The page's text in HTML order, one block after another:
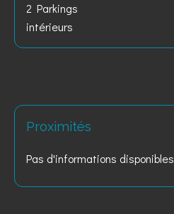
2 Parkings
intérieurs
Proximités
Pas d'informations disponibles